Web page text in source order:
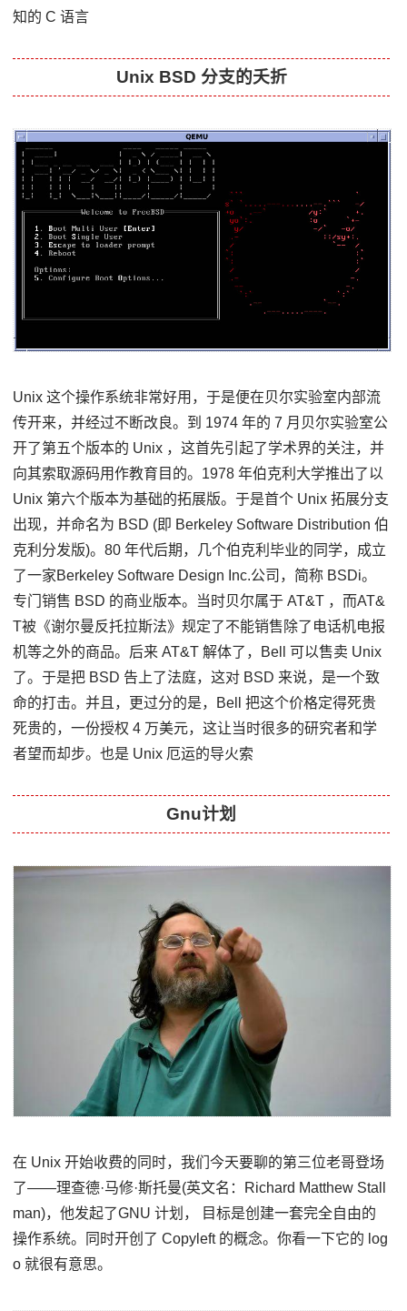
知的 C 语言
Unix BSD 分支的夭折
Unix 这个操作系统非常好用，于是便在贝尔实验室内部流
传开来，并经过不断改良。到 1974 年的 7 月贝尔实验室公
开了第五个版本的 Unix ，这首先引起了学术界的关注，并
向其索取源码用作教育目的。1978 年伯克利大学推出了以
Unix 第六个版本为基础的拓展版。于是首个 Unix 拓展分支
出现，并命名为 BSD (即 Berkeley Software Distribution 伯
克利分发版)。80 年代后期，几个伯克利毕业的同学，成立
了一家Berkeley Software Design Inc.公司，简称 BSDi。
专门销售 BSD 的商业版本。当时贝尔属于 AT&T ，而AT&
T被《谢尔曼反托拉斯法》规定了不能销售除了电话机电报
机等之外的商品。后来 AT&T 解体了，Bell 可以售卖 Unix
了。于是把 BSD 告上了法庭，这对 BSD 来说，是一个致
命的打击。并且，更过分的是，Bell 把这个价格定得死贵
死贵的，一份授权 4 万美元，这让当时很多的研究者和学
者望而却步。也是 Unix 厄运的导火索
Gnu计划
在 Unix 开始收费的同时，我们今天要聊的第三位老哥登场
了——理查德·马修·斯托曼(英文名：Richard Matthew Stall
man)，他发起了GNU 计划， 目标是创建一套完全自由的
操作系统。同时开创了 Copyleft 的概念。你看一下它的 log
o 就很有意思。